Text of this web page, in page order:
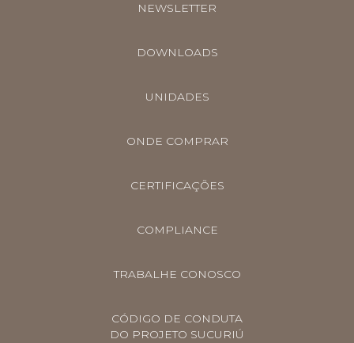
NEWSLETTER
DOWNLOADS
UNIDADES
ONDE COMPRAR
CERTIFICAÇÕES
COMPLIANCE
TRABALHE CONOSCO
CÓDIGO DE CONDUTA
DO PROJETO SUCURIÚ